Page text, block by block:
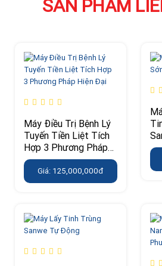
SẢN PHẨM
Máy Điều Trị Bệnh Lý
Tuyến Tiền Liệt Tích
Hợp 3 Phương Pháp
Hiện Đại
Giá: 125,000,000đ